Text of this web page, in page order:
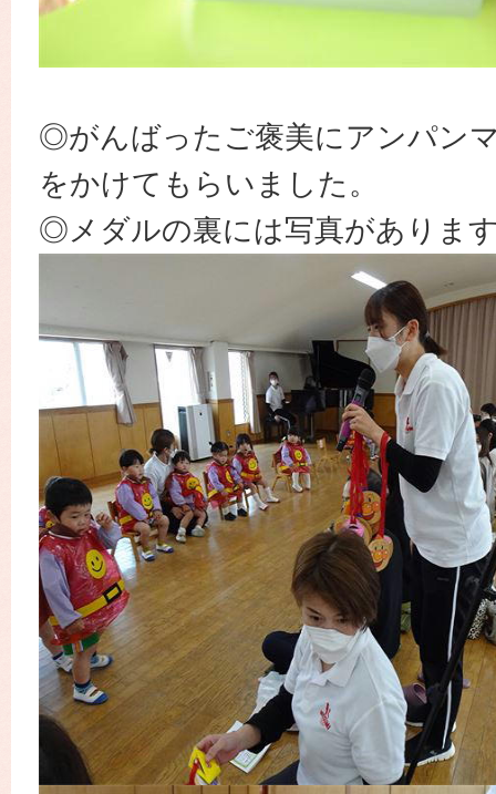
◎がんばったご褒美にアンパン
をかけてもらいました。
◎メダルの裏には写真がありま